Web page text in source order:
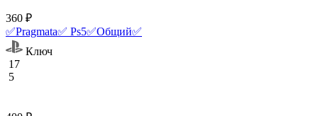
360 ₽
✅Pragmata✅ Ps5✅Общий✅
Ключ
17
5